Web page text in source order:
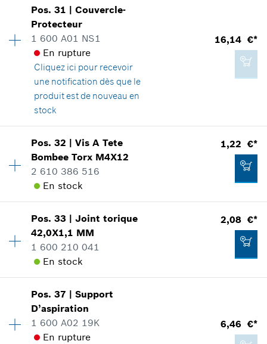
1,80 €*
*Tous les prix sont TTC hors frais de port
Disponibilité 1
Groupe de prix
Informations pièces détachées
Adaptable sur outils
Positionner dans la vue éclatée
0,76 €*
*Tous les prix sont TTC hors frais de port
Ajouter au panier
Pos.31 |Couvercle-
Protecteur
1 600 A01 NS1
En rupture
Cliquez ici pour recevoir
une notification dès que le
produit est de nouveau en
stock
16,14 €*
Groupe de prix :27
Informations pièces détachées
Adaptable sur outils
16,14 €*
Pos.32 |Vis A Tete
Bombee Torx M4X12
2 610 386 516
En stock
1,22 €*
Disponibilité 9
Groupe de prix
Informations pièces détachées
Adaptable sur outils
Positionner dans la vue éclatée
Pos.33 |Joint torique
42,0X1,1 MM
1 600 210 041
En stock
2,08 €*
Disponibilité 1
Groupe de prix
Informations pièces détachées
Adaptable sur outils
Pos.37 |Support
D’aspiration
1 600 A02 19K
En rupture
6,46 €*